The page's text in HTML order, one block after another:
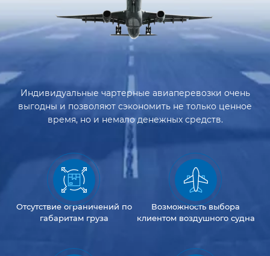
Индивидуальные чартерные авиаперевозки очень
выгодны и позволяют сэкономить не только ценное
время, но и немало денежных средств.
Отсутствиеограничений по
габаритам груза
Возможность выбора
клиентом воздушного судна